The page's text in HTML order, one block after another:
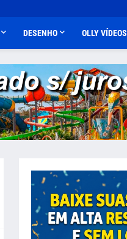
DESENHO OLLY VÍDEOS